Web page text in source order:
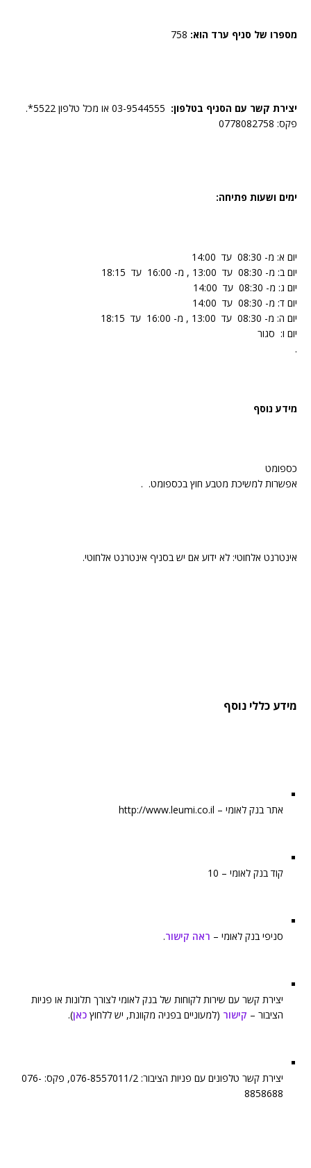
מספרו של סניף ערד הוא:
יצירת קשר עם הסניף בטלפון:
03-9544555 או מכל טלפון 5522*.
פקס: 0778082758
ימים ושעות פתיחה:
יום א: מ- 08:30 עד 14:00
יום ב: מ- 08:30 עד 13:00 , מ- 16:00 עד 18:15
יום ג: מ- 08:30 עד 14:00
יום ד: מ- 08:30 עד 14:00
יום ה: מ- 08:30 עד 13:00 , מ- 16:00 עד 18:15
יום ו: סגור
.
מידע נוסף
כספומט
אפשרות למשיכת מטבע חוץ בכספומט. .
אינטרנט אלחוטי: לא ידוע אם יש בסניף אינטרנט אלחוטי.
מידע כללי נוסף
אתר בנק לאומי – http://www.leumi.co.il
קוד בנק לאומי – 10
סניפי בנק לאומי – ראה קישור.
יצירת קשר עם שירות לקוחות של בנק לאומי לצורך תלונות או פניות
הציבור – קישור (למעוניים בפניה מקוונת, יש ללחוץ כאן).
יצירת קשר טלפונים עם פניות הציבור: 076-8557011/2, פקס: 076-
8858688